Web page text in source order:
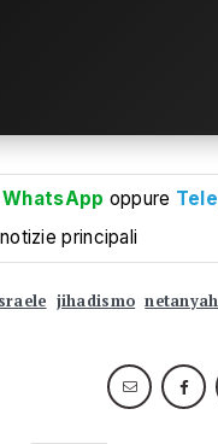
WhatsApp oppure
principali
jihadismo